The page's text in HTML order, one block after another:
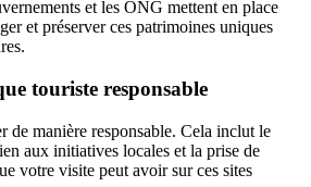
et les ONG mettent en place
et préserver ces patrimoines uniques
touriste responsable
de manière responsable. Cela inclut le
aux initiatives locales et la prise de
votre visite peut avoir sur ces sites